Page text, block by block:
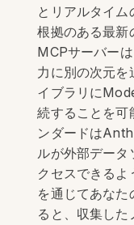
とリアルタイム
根拠のある最
MCPサーバー
力に別の次元を
イブラリに
続することを可
ンダードは
ルが外部データ
クセスできる
を通じてあな
ると、収集し